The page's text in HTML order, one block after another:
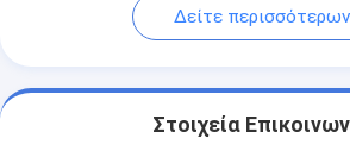
Δείτε περισσότερων
Στοιχεία